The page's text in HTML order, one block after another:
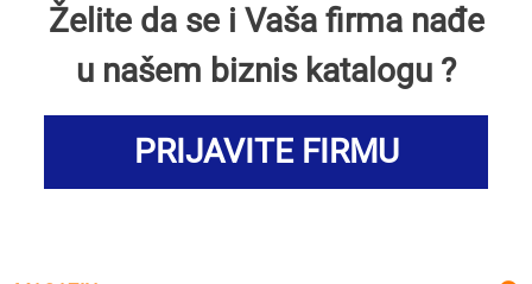
Želite da se i Vaša firma nađe
u našem biznis katalogu ?
PRIJAVITE FIRMU